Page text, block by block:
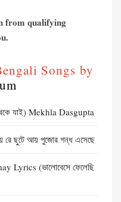
from qualifying
Songs by
যাই) Mekhla Dasgupta
ছুটে আয় পুজোর গন্ধ এসেছে
Lyrics (ভালোবেসে ফেলেছি